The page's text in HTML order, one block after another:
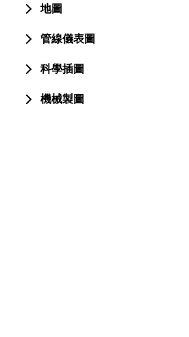
地圖
管線儀表圖
科學插圖
機械製圖